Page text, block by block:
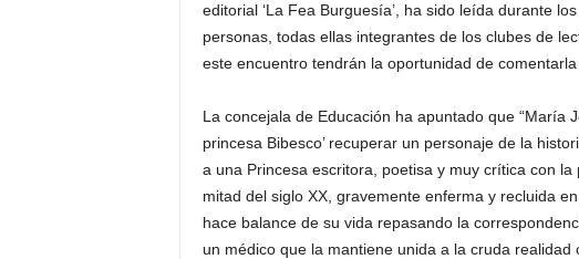
editorial ‘La Fea Burguesía’, ha sido leída durante
personas, todas ellas integrantes de los clubes de
este encuentro tendrán la oportunidad de comentarla
La concejala de Educación ha apuntado que “María
princesa Bibesco’ recuperar un personaje de la
a una Princesa escritora, poetisa y muy crítica con
mitad del siglo XX, gravemente enferma y recluida
hace balance de su vida repasando la
un médico que la mantiene unida a la cruda realidad